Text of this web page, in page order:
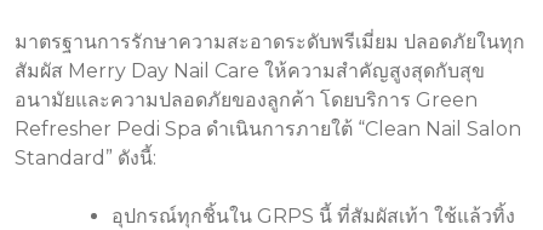
มาตรฐานการรักษาความสะอาดระดับพรีเมี่ยม ปลอดภัยในทุก
สัมผัส Merry Day Nail Care ให้ความสำคัญสูงสุดกับสุข
อนามัยและความปลอดภัยของลูกค้า โดยบริการ Green
Refresher Pedi Spa ดำเนินการภายใต้ “Clean Nail Salon
Standard” ดังนี้:
อุปกรณ์ทุกชิ้นใน GRPS นี้ ที่สัมผัสเท้า ใช้แล้วทิ้ง